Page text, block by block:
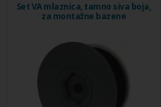
Set VA mlaznica, tamno siva boja,
za montažne bazene